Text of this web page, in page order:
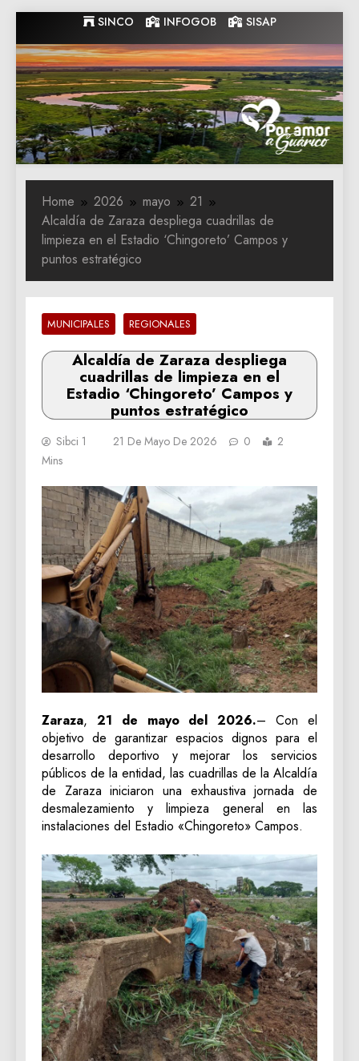
to
content
SINCO INFOGOB SISAP
Gobernacion
de Guarico
Gobernacion de Guarico
Home 2026 mayo
21
Alcaldía de Zaraza despliega cuadrillas de
limpieza en el Estadio ‘Chingoreto’ Campos y
puntos estratégico
MUNICIPALES REGIONALES
Alcaldía de Zaraza despliega
cuadrillas de limpieza en el
Estadio ‘Chingoreto’ Campos y
puntos estratégico
Sibci 1 21 De Mayo De 2026 0
2
Mins
Zaraza, 21 de mayo del 2026.– Con el
objetivo de garantizar espacios dignos para el
desarrollo deportivo y mejorar los servicios
públicos de la entidad, las cuadrillas de la Alcaldía
de Zaraza iniciaron una exhaustiva jornada de
desmalezamiento y limpieza general en las
instalaciones del Estadio «Chingoreto» Campos.